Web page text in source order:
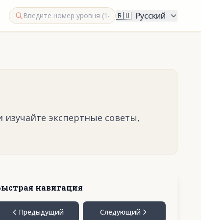
🇷🇺 Русский
изучайте экспертные советы,
навигация
Предыдущий Следующий